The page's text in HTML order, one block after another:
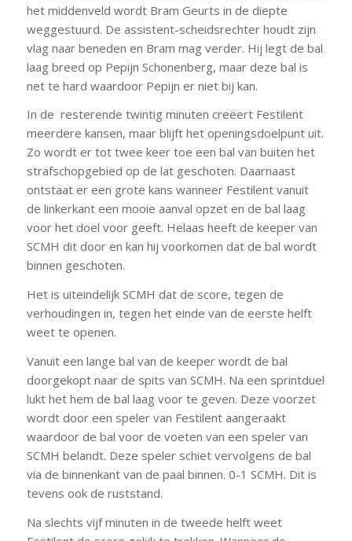
het middenveld wordt Bram Geurts in de diepte
weggestuurd. De assistent-scheidsrechter houdt zijn
vlag naar beneden en Bram mag verder. Hij legt de bal
laag breed op Pepijn Schonenberg, maar deze bal is
net te hard waardoor Pepijn er niet bij kan.
In de resterende twintig minuten creëert Festilent
meerdere kansen, maar blijft het openingsdoelpunt uit.
Zo wordt er tot twee keer toe een bal van buiten het
strafschopgebied op de lat geschoten. Daarnaast
ontstaat er een grote kans wanneer Festilent vanuit
de linkerkant een mooie aanval opzet en de bal laag
voor het doel voor geeft. Helaas heeft de keeper van
SCMH dit door en kan hij voorkomen dat de bal wordt
binnen geschoten.
Het is uiteindelijk SCMH dat de score, tegen de
verhoudingen in, tegen het einde van de eerste helft
weet te openen.
Vanuit een lange bal van de keeper wordt de bal
doorgekopt naar de spits van SCMH. Na een sprintduel
lukt het hem de bal laag voor te geven. Deze voorzet
wordt door een speler van Festilent aangeraakt
waardoor de bal voor de voeten van een speler van
SCMH belandt. Deze speler schiet vervolgens de bal
via de binnenkant van de paal binnen. 0-1 SCMH. Dit is
tevens ook de ruststand.
Na slechts vijf minuten in de tweede helft weet